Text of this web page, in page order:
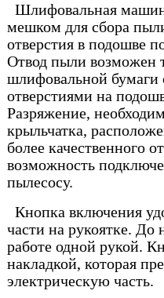
Шлифовальная
мешком для сбора
отверстия в подошве
Отвод пыли возможен
шлифовальной бумаги
отверстиями на
Разряжение,
крыльчатка,
более качественного
возможность
пылесосу.
Кнопка включения
части на рукоятке. До
работе одной рукой.
накладкой, которая
электрическую часть.